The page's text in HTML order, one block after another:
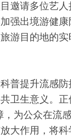
请多位艺人
强出境游健
游目的地的
提升流感防
卫生意义。
为公众在流
大作用，将科